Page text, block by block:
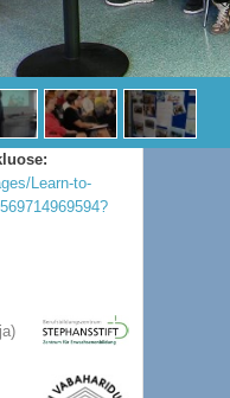
Learn-to-